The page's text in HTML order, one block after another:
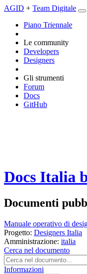
AGID + Team Digitale
Piano Triennale
Le community
Developers
Designers
Gli strumenti
Forum
Docs
GitHub
Docs Italia
Documenti
Manuale operativo di
Progetto: Designers Italia
Amministrazione: italia
Cerca nel documento
Informazioni